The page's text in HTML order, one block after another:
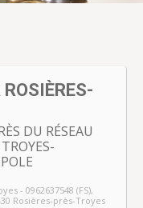
DU RÉSEAU
- 0962637548 (FS),
Rosières-près-Troyes